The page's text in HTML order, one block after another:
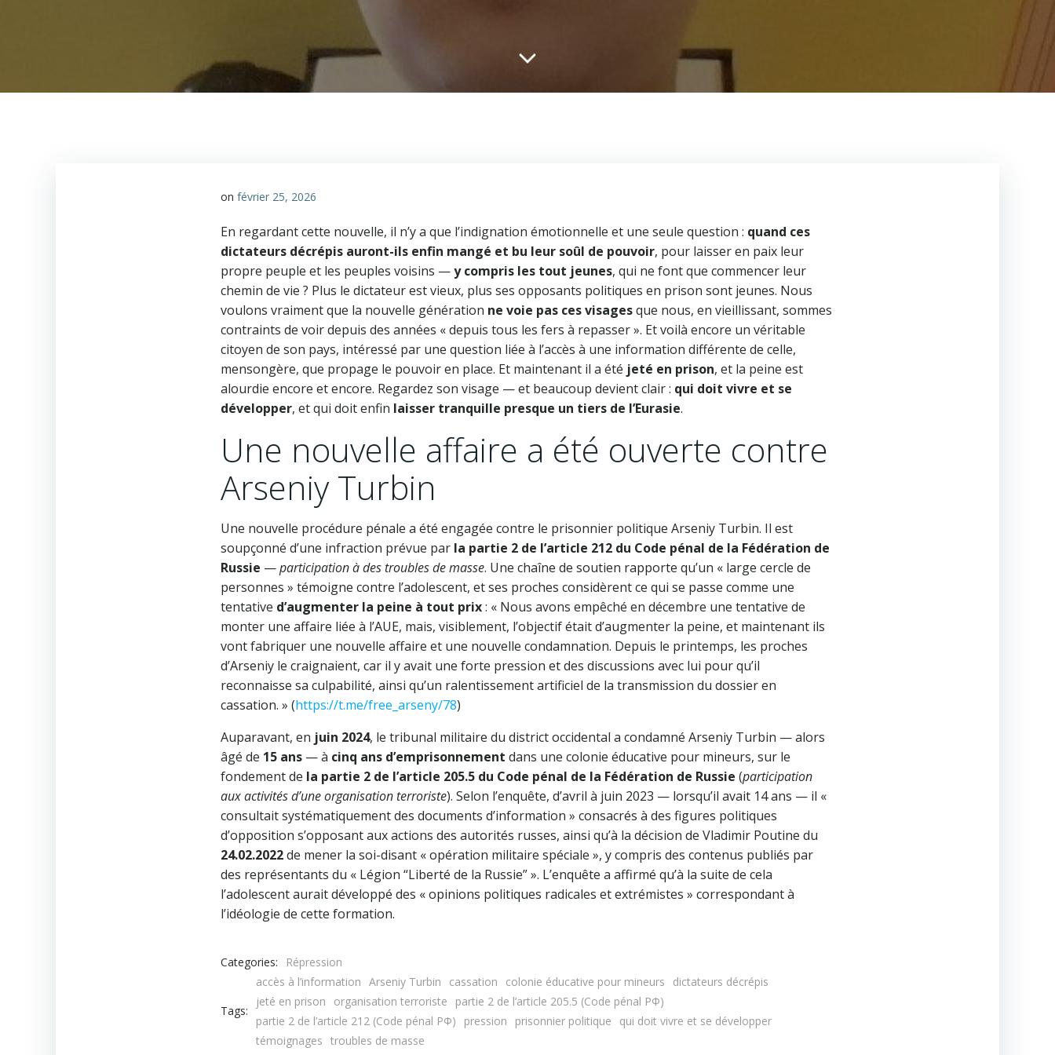
onfévrier 25, 2026
En regardant cette nouvelle, il n’y a que l’indignation émotionnelle et une seule question : quand ces
dictateurs décrépis auront-ils enfin mangé et bu leur soûl de pouvoir, pour laisser en paix leur
propre peuple et les peuples voisins —y compris les tout jeunes, qui ne font que commencer leur
chemin de vie ? Plus le dictateur est vieux, plus ses opposants politiques en prison sont jeunes. Nous
voulons vraiment que la nouvelle génération ne voie pas ces visagesque nous, en vieillissant, sommes
contraints de voir depuis des années « depuis tous les fers à repasser ». Et voilà encore un véritable
citoyen de son pays, intéressé par une question liée à l’accès à une information différente de celle,
mensongère, que propage le pouvoir en place. Et maintenant il a été jeté en prison, et la peine est
alourdie encore et encore. Regardez son visage — et beaucoup devient clair : qui doit vivre et se
développer, et qui doit enfin laisser tranquille presque un tiers de l’Eurasie.
Une nouvelle affaire a été ouverte contre
Arseniy Turbin
Une nouvelle procédure pénale a été engagée contre le prisonnier politique Arseniy Turbin. Il est
soupçonné d’une infraction prévue par la partie 2 de l’article 212 du Code pénal de la Fédération de
Russie —participation à des troubles de masse. Une chaîne de soutien rapporte qu’un « large cercle de
personnes » témoigne contre l’adolescent, et ses proches considèrent ce qui se passe comme une
tentative d’augmenter la peine à tout prix: « Nous avons empêché en décembre une tentative de
monter une affaire liée à l’AUE, mais, visiblement, l’objectif était d’augmenter la peine, et maintenant ils
vont fabriquer une nouvelle affaire et une nouvelle condamnation. Depuis le printemps, les proches
d’Arseniy le craignaient, car il y avait une forte pression et des discussions avec lui pour qu’il
reconnaisse sa culpabilité, ainsi qu’un ralentissement artificiel de la transmission du dossier en
cassation. » (https://t.me/free_arseny/78)
Auparavant, en juin 2024, le tribunal militaire du district occidental a condamné Arseniy Turbin — alors
âgé de 15 ans — à cinq ans d’emprisonnement dans une colonie éducative pour mineurs, sur le
fondement de la partie 2 de l’article 205.5 du Code pénal de la Fédération de Russie (participation
aux activités d’une organisation terroriste). Selon l’enquête, d’avril à juin 2023 — lorsqu’il avait 14 ans — il «
consultait systématiquement des documents d’information » consacrés à des figures politiques
d’opposition s’opposant aux actions des autorités russes, ainsi qu’à la décision de Vladimir Poutine du
24.02.2022de mener la soi-disant « opération militaire spéciale », y compris des contenus publiés par
des représentants du « Légion “Liberté de la Russie” ». L’enquête a affirmé qu’à la suite de cela
l’adolescent aurait développé des « opinions politiques radicales et extrémistes » correspondant à
l’idéologie de cette formation.
Categories: Répression
Tags:
accès à l’information Arseniy Turbin cassation colonie éducative pour mineurs
dictateurs décrépis
jeté en prison
organisation terroriste
partie 2 de l’article 205.5 (Code pénal РФ)
partie 2 de l’article 212 (Code pénal РФ)
pression prisonnier politique
qui doit vivre et se développer
témoignages troubles de masse